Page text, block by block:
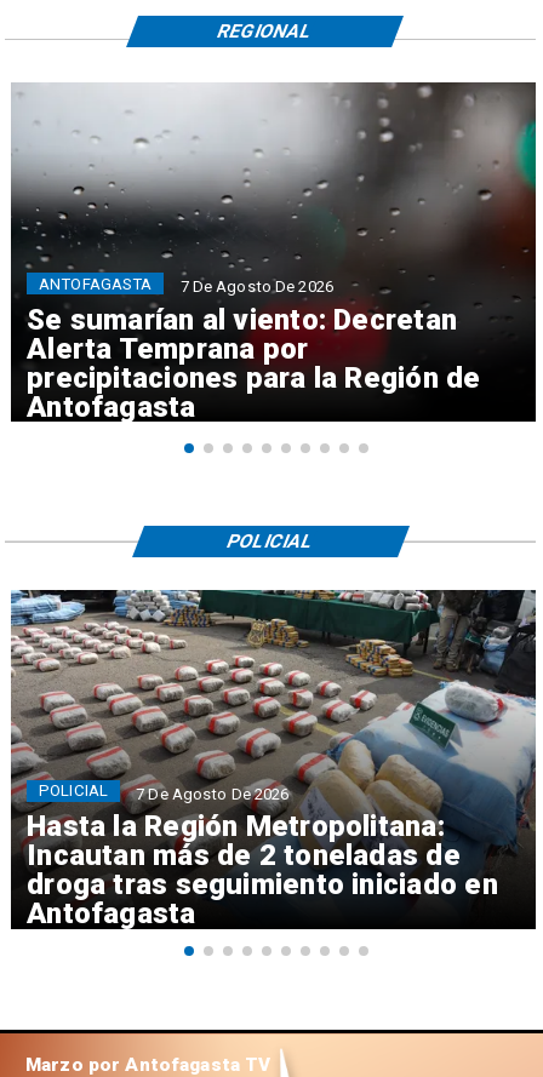
Se sumarían al viento: Decretan
Alerta Temprana por
precipitaciones para la Región de
Antofagasta
ANTOFAGASTA 7 De Agosto De 2026
REGIONAL
Hasta la Región Metropolitana:
Incautan más de 2 toneladas de
droga tras seguimiento iniciado en
Antofagasta
POLICIAL 7 De Agosto De 2026
POLICIAL
Marzo por Antofagasta TV